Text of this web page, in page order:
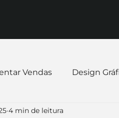
Vendas Design
Expandir negócio
4 min de leitura